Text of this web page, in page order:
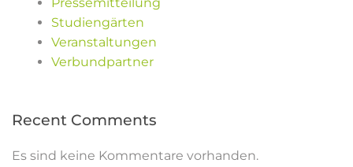
Pressemitteilung
Studiengärten
Veranstaltungen
Verbundpartner
Recent Comments
Es sind keine Kommentare vorhanden.